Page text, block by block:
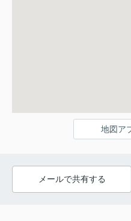
地図ア
メールで共有する